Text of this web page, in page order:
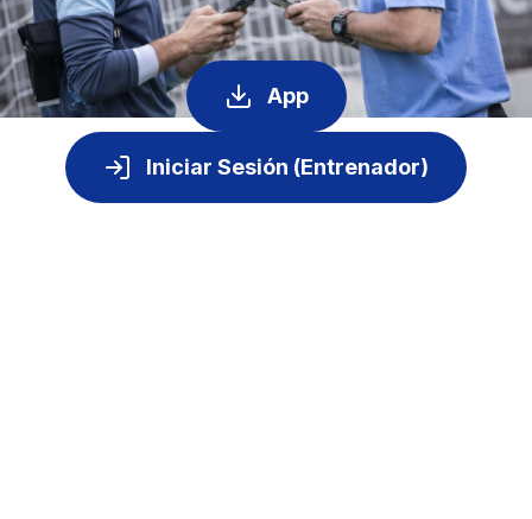
App
Iniciar Sesión (Entrenador)